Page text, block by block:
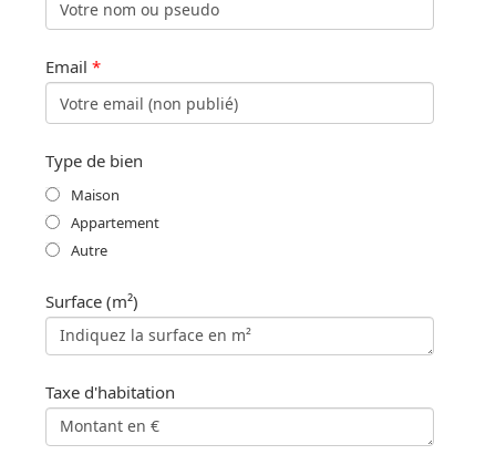
Email *
Type de bien
Maison
Appartement
Autre
Surface (m²)
Taxe d'habitation